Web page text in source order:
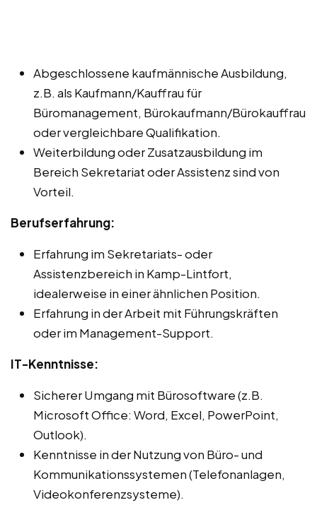
Abgeschlossene kaufmännische Ausbildung,
z.B. als Kaufmann/Kauffrau für
Büromanagement, Bürokaufmann/Bürokauffrau
oder vergleichbare Qualifikation.
Weiterbildung oder Zusatzausbildung im
Bereich Sekretariat oder Assistenz sind von
Vorteil.
Berufserfahrung:
Erfahrung im Sekretariats- oder
Assistenzbereich in Kamp-Lintfort,
idealerweise in einer ähnlichen Position.
Erfahrung in der Arbeit mit Führungskräften
oder im Management-Support.
IT-Kenntnisse:
Sicherer Umgang mit Bürosoftware (z.B.
Microsoft Office: Word, Excel, PowerPoint,
Outlook).
Kenntnisse in der Nutzung von Büro- und
Kommunikationssystemen (Telefonanlagen,
Videokonferenzsysteme).